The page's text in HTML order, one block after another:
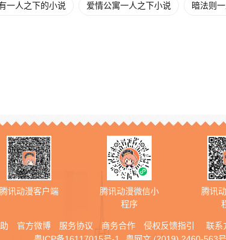
一人之下的小说 爱情公寓一人之下小说 暗法则
腾讯动漫客户端
腾讯动漫微信小
程序
腾讯
官方微博 服务协议 商务合作 侵权反馈指引 联系